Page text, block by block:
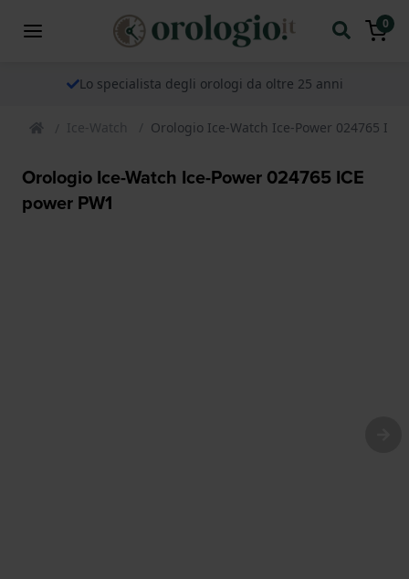
0
Lo specialista degli orologi da oltre 25 anni
Ice-Watch Orologio Ice-Watch Ice-Power 024765 ICE
Orologio Ice-Watch Ice-Power 024765 ICE
power PW1